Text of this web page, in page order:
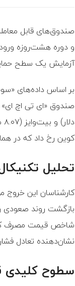
و دوره هشت‌روزه
آزمایش یک سطح حمایت
کوین رخ داد که در همان روز نزدیک به
تحلیل
کارشناسان این
بازگشت روند صعودی
نشان‌دهنده تعادل
سطوح کلیدی